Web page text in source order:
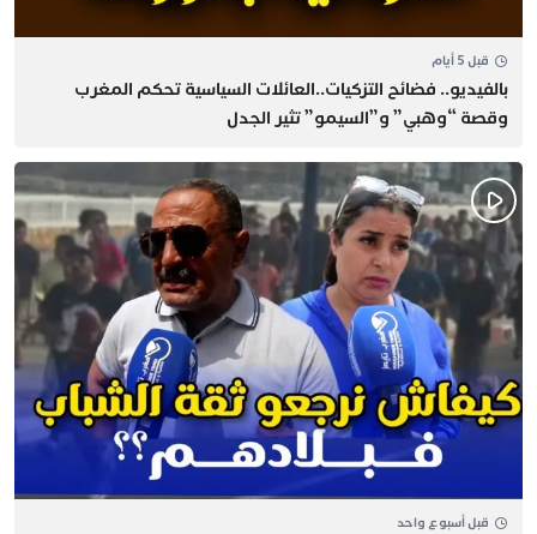
قبل 5 أيام
بالفيديو.. فضائح التزكيات..العائلات السياسية تحكم المغرب
وقصة “وهبي” و”السيمو” تثير الجدل
قبل أسبوع واحد